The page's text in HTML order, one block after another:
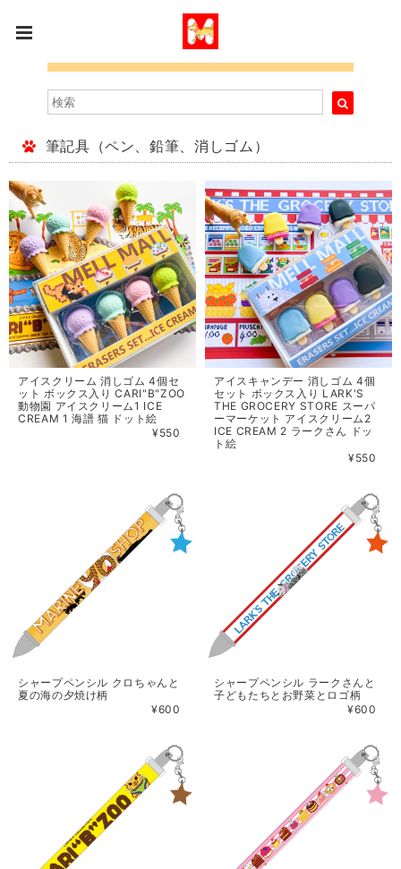
筆記具（ペン、鉛筆、消しゴム）
アイスクリーム 消しゴム 4個セ
ット ボックス入り CARI"B"ZOO
動物園 アイスクリーム1 ICE
CREAM 1 海譜 猫 ドット絵
¥550
アイスキャンデー 消しゴム 4個
セット ボックス入り LARK'S
THE GROCERY STORE スーパ
ーマーケット アイスクリーム2
ICE CREAM 2 ラークさん ドッ
ト絵
¥550
シャープペンシル クロちゃんと
夏の海の夕焼け柄
¥600
シャープペンシル ラークさんと
子どもたちとお野菜とロゴ柄
¥600